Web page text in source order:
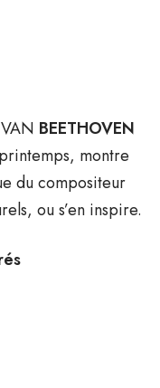
BEETHOVEN
montre
du compositeur
ou s’en inspire.